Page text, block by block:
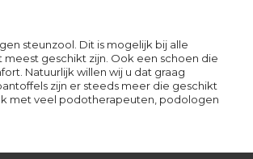
steunzool. Dit is mogelijk bij alle
geschikt zijn. Ook een schoen die
Natuurlijk willen wij u dat graag
zijn er steeds meer die geschikt
met veel podotherapeuten, podologen